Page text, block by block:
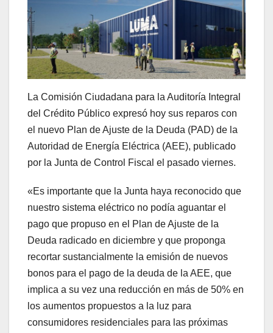
La Comisión Ciudadana para la Auditoría Integral
del Crédito Público expresó hoy sus reparos con
el nuevo Plan de Ajuste de la Deuda (PAD) de la
Autoridad de Energía Eléctrica (AEE), publicado
por la Junta de Control Fiscal el pasado viernes.
«Es importante que la Junta haya reconocido que
nuestro sistema eléctrico no podía aguantar el
pago que propuso en el Plan de Ajuste de la
Deuda radicado en diciembre y que proponga
recortar sustancialmente la emisión de nuevos
bonos para el pago de la deuda de la AEE, que
implica a su vez una reducción en más de 50% en
los aumentos propuestos a la luz para
consumidores residenciales para las próximas